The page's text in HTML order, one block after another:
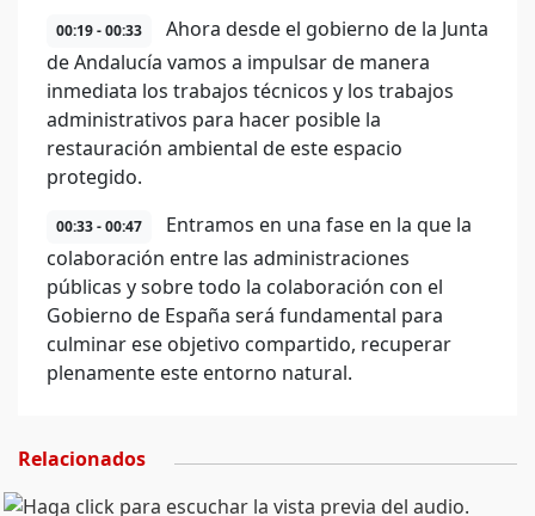
00:19 - 00:33
Ahora desde el gobierno de la Junta
de Andalucía vamos a impulsar de manera
inmediata los trabajos técnicos y los trabajos
administrativos para hacer posible la
restauración ambiental de este espacio
protegido.
00:33 - 00:47
Entramos en una fase en la que la
colaboración entre las administraciones
públicas y sobre todo la colaboración con el
Gobierno de España será fundamental para
culminar ese objetivo compartido, recuperar
plenamente este entorno natural.
Relacionados